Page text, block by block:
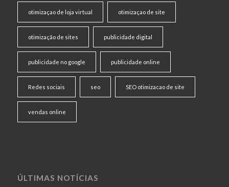
otimizaçao de loja virtual otimizaçao de site
otimização de sites publicidade digital
publicidade no google publicidade online
Redes sociais seo SEO otimizacao de site
vendas online
ÚLTIMAS NOTÍCIAS